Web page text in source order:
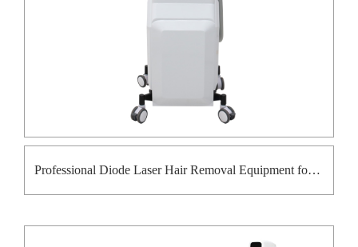
Professional Diode Laser Hair Removal Equipment for Beauty Clinic